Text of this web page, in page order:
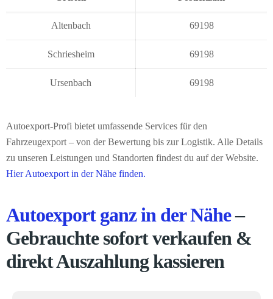
Altenbach 69198
Schriesheim 69198
Ursenbach 69198
Autoexport-Profi bietet umfassende Services für den
Fahrzeugexport – von der Bewertung bis zur Logistik. Alle Details
zu unseren Leistungen und Standorten findest du auf der Website.
Hier Autoexport in der Nähe finden.
Autoexport ganz in der Nähe–
Gebrauchte sofort verkaufen &
direkt Auszahlung kassieren